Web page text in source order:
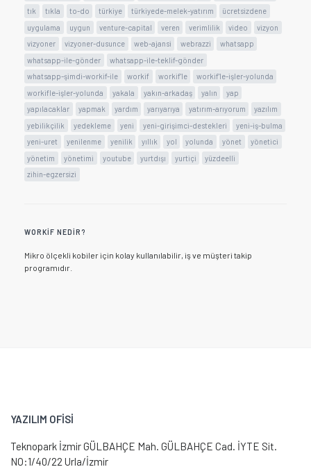
tık
tıkla to-do türkiye türkiyede-melek-yatırım
ücretsizdene
uygulama
uygun venture-capital veren verimlilik video
vizyon
vizyoner
vizyoner-dusunce web-ajansi webrazzi
whatsapp
whatsapp-ile-gönder
whatsapp-ile-teklif-gönder
whatsapp-şimdi-workif-ile
workif workif'le
workif'le-işler-yolunda
workifle-işler-yolunda
yakala yakın-arkadaş yalın
yap
yapılacaklar
yapmak yardım yarıyarıya yatırım-arıyorum
yazılım
yebilikçilik
yedekleme yeni yeni-girişimci-destekleri
yeni-iş-bulma
yeni-uret
yenilenme yenilik yıllık yol yolunda yönet
yönetici
yönetim
yönetimi youtube yurtdışı yurtiçi
yüzdeelli
zihin-egzersizi
WORKIF NEDIR?
Mikro ölçekli kobiler için kolay kullanılabilir, iş ve müşteri takip
programıdır.
YAZILIM OFİSİ
Teknopark İzmir GÜLBAHÇE Mah. GÜLBAHÇE Cad. İYTE Sit.
NO:1/40/22 Urla/İzmir